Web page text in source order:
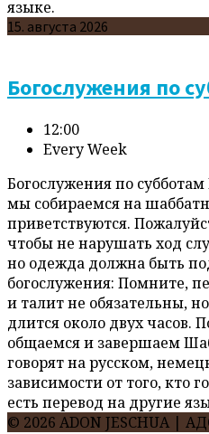
языке.
15. августа 2026
Богослужения по
12:00
Every Week
Богослужения по
мы собираемся на
приветствуются.
чтобы не нарушать ход
но одежда должна быть
богослужения: Помните,
и талит не обязательны,
длится около двух часов.
общаемся и завершаем
говорят на русском,
зависимости от того, кто
есть перевод на другие
© 2026 ADON JESCHUA |